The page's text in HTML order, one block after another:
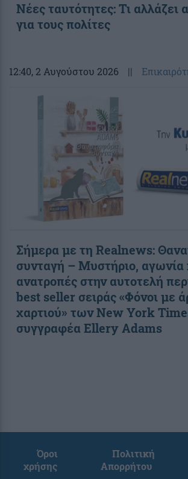
Νέες ταυτότητες: Τι αλλάζει
για τους πολίτες
12:40, 2 Αυγούστου 2026 ||
Σήμερα με τη Realnews:
συνταγή – Μυστήριο, αγωνία
ανατροπές στην αυτοτελή
best seller σειράς «Φόνοι με
χαρτιού» των New York
συγγραφέα Ellery Adams
Όροι
χρήσης
Πολιτική
Απορρήτου